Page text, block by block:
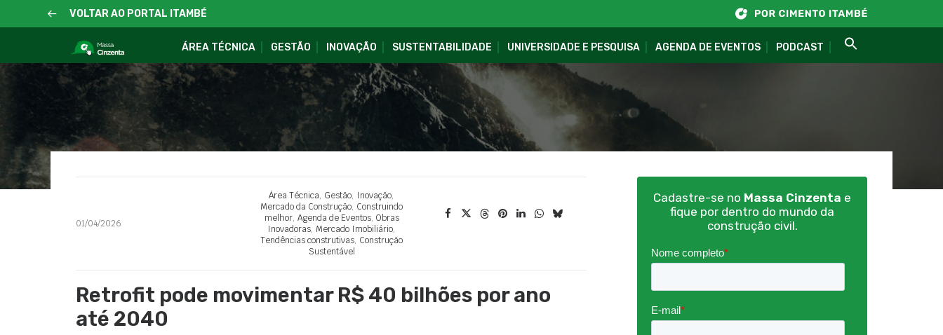
VOLTAR AO PORTAL ITAMBÉ
ÁREA TÉCNICA GESTÃO INOVAÇÃO SUSTENTABILIDADE UNIVERSIDADE E PESQUISA AGENDA DE EVENTOS PODCAST
01/04/2026
Área Técnica, Gestão, Inovação,
Mercado da Construção, Construindo
melhor, Agenda de Eventos, Obras
Inovadoras, Mercado Imobiliário,
Tendências construtivas, Construção
Sustentável
Retrofit pode movimentar R$ 40 bilhões por ano
até 2040
Cadastre-se no Massa Cinzenta e
fique por dentro do mundo da
construção civil.